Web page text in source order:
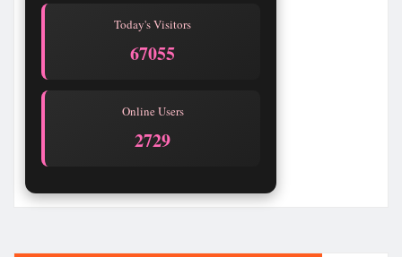
Today's Visitors
67055
Online Users
2729